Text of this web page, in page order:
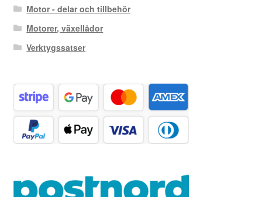
Motor - delar och tillbehör
Motorer, växellådor
Verktygssatser